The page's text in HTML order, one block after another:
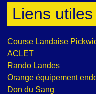
Liens utiles
Course Landaise
ACLET
Rando Landes
Orange équipement
Don du Sang